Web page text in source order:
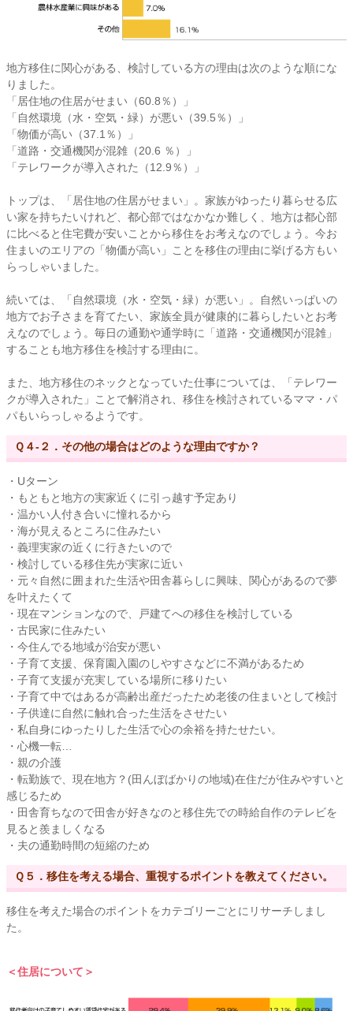
地方移住に関心がある、検討している方の理由は次のような順にな
りました。
「居住地の住居がせまい（60.8％）」
「自然環境（水・空気・緑）が悪い（39.5％）」
「物価が高い（37.1％）」
「道路・交通機関が混雑（20.6 ％）」
「テレワークが導入された（12.9％）」
トップは、「居住地の住居がせまい」。家族がゆったり暮らせる広
い家を持ちたいけれど、都心部ではなかなか難しく、地方は都心部
に比べると住宅費が安いことから移住をお考えなのでしょう。今お
住まいのエリアの「物価が高い」ことを移住の理由に挙げる方もい
らっしゃいました。
続いては、「自然環境（水・空気・緑）が悪い」。自然いっぱいの
地方でお子さまを育てたい、家族全員が健康的に暮らしたいとお考
えなのでしょう。毎日の通勤や通学時に「道路・交通機関が混雑」
することも地方移住を検討する理由に。
また、地方移住のネックとなっていた仕事については、「テレワー
クが導入された」ことで解消され、移住を検討されているママ・パ
パもいらっしゃるようです。
Ｑ４-２．その他の場合はどのような理由ですか？
・Uターン
・もともと地方の実家近くに引っ越す予定あり
・温かい人付き合いに憧れるから
・海が見えるところに住みたい
・義理実家の近くに行きたいので
・検討している移住先が実家に近い
・元々自然に囲まれた生活や田舎暮らしに興味、関心があるので夢
を叶えたくて
・現在マンションなので、戸建てへの移住を検討している
・古民家に住みたい
・今住んでる地域が治安が悪い
・子育て支援、保育園入園のしやすさなどに不満があるため
・子育て支援が充実している場所に移りたい
・子育て中ではあるが高齢出産だったため老後の住まいとして検討
・子供達に自然に触れ合った生活をさせたい
・私自身にゆったりした生活で心の余裕を持たせたい。
・心機一転…
・親の介護
・転勤族で、現在地方？(田んぼばかりの地域)在住だが住みやすいと
感じるため
・田舎育ちなので田舎が好きなのと移住先での時給自作のテレビを
見ると羨ましくなる
・夫の通勤時間の短縮のため
Ｑ５．移住を考える場合、重視するポイントを教えてください。
移住を考えた場合のポイントをカテゴリーごとにリサーチしまし
た。
＜住居について＞